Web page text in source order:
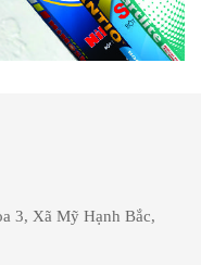
3, Xã Mỹ Hạnh Bắc,